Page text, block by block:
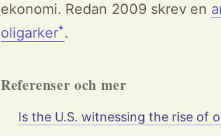
ekonomi. Redan 2009 skrev en
oligarkerꜜ.
Referenser och mer
Is the U.S. witnessing the rise of